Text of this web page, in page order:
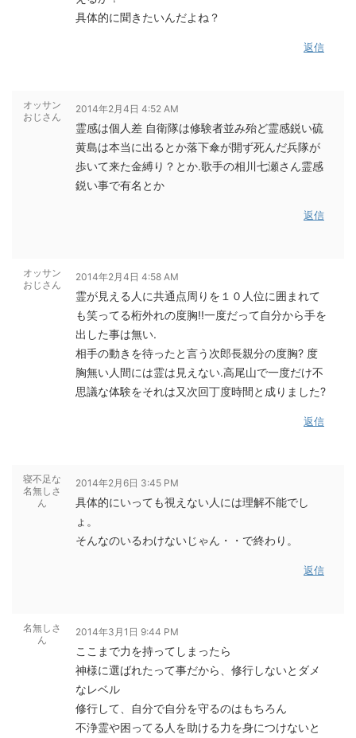
具体的に聞きたいんだよね？
返信
オッサン
おじさん
2014年2月4日 4:52 AM
霊感は個人差 自衛隊は修験者並み殆ど霊感鋭い硫
黄島は本当に出るとか落下傘が開ず死んだ兵隊が
歩いて来た金縛り？とか.歌手の相川七瀬さん霊感
鋭い事で有名とか
返信
オッサン
おじさん
2014年2月4日 4:58 AM
霊が見える人に共通点周りを１０人位に囲まれて
も笑ってる桁外れの度胸!!一度だって自分から手を
出した事は無い.
相手の動きを待ったと言う次郎長親分の度胸? 度
胸無い人間には霊は見えない.高尾山で一度だけ不
思議な体験をそれは又次回丁度時間と成りました?
返信
寝不足な
名無しさ
ん
2014年2月6日 3:45 PM
具体的にいっても視えない人には理解不能でし
ょ。
そんなのいるわけないじゃん・・で終わり。
返信
名無しさ
ん
2014年3月1日 9:44 PM
ここまで力を持ってしまったら
神様に選ばれたって事だから、修行しないとダメ
なレベル
修行して、自分で自分を守るのはもちろん
不浄霊や困ってる人を助ける力を身につけないと